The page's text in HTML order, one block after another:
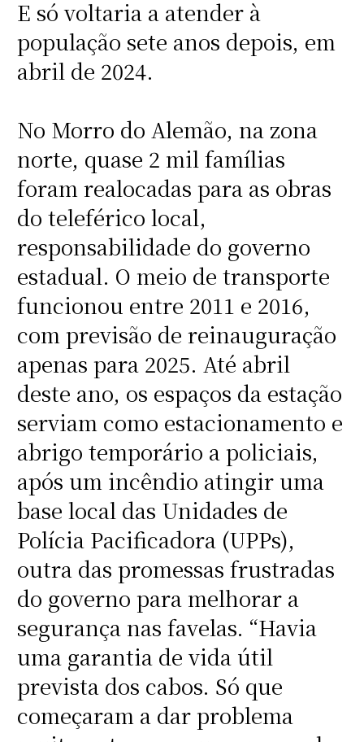
E só voltaria a atender à
população sete anos depois, em
abril de 2024.
No Morro do Alemão, na zona
norte, quase 2 mil famílias
foram realocadas para as obras
do teleférico local,
responsabilidade do governo
estadual. O meio de transporte
funcionou entre 2011 e 2016,
com previsão de reinauguração
apenas para 2025. Até abril
deste ano, os espaços da estação
serviam como estacionamento e
abrigo temporário a policiais,
após um incêndio atingir uma
base local das Unidades de
Polícia Pacificadora (UPPs),
outra das promessas frustradas
do governo para melhorar a
segurança nas favelas. “Havia
uma garantia de vida útil
prevista dos cabos. Só que
começaram a dar problema